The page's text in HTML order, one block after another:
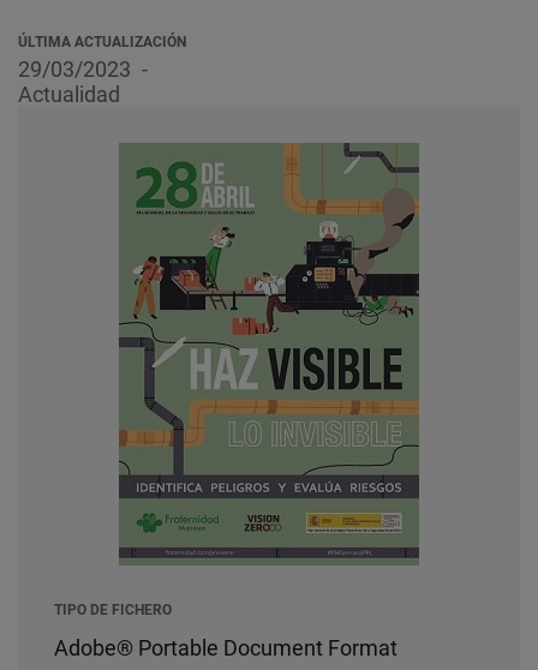
ÚLTIMA ACTUALIZACIÓN
29/03/2023
Actualidad
TIPO DE FICHERO
Adobe® Portable Document Format